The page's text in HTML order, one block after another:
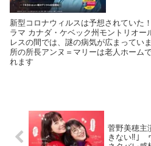
新型コロナウィルスは予想されていた
ラマ カナダ・ケベック州モントリオール。市内の公園に集まるホーム
レスの間では、謎の病気が広まってい
所の所長アンヌ＝マリーは老人ホーム
れます
菅野美穂主
きない‼｣